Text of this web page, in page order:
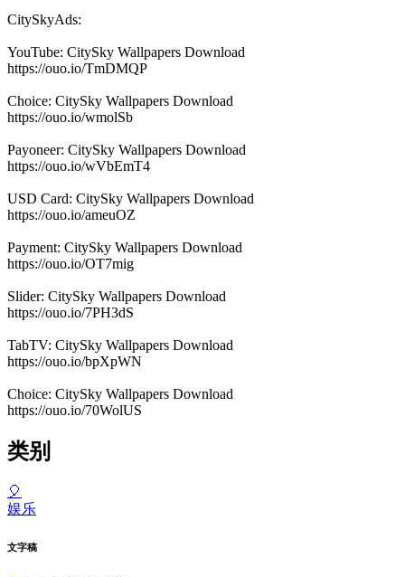
CitySkyAds:
YouTube: CitySky Wallpapers Download
https://ouo.io/TmDMQP
Choice: CitySky Wallpapers Download
https://ouo.io/wmolSb
Payoneer: CitySky Wallpapers Download
https://ouo.io/wVbEmT4
USD Card: CitySky Wallpapers Download
https://ouo.io/ameuOZ
Payment: CitySky Wallpapers Download
https://ouo.io/OT7mig
Slider: CitySky Wallpapers Download
https://ouo.io/7PH3dS
TabTV: CitySky Wallpapers Download
https://ouo.io/bpXpWN
Choice: CitySky Wallpapers Download
https://ouo.io/70WolUS
类别
🎈
娱乐
文字稿